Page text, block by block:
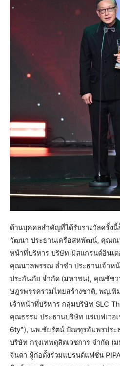
ด้านบุคคลสำคัญที่ได้รับรางวัลครั้
วัฒนา ประธานเครือสหพัฒน์, คุณณ
หน้าที่บริหาร บริษัท มิสแกรนด์อินเ
คุณนวลพรรณ ล่ำซำ ประธานเจ้าห
ประกันภัย จำกัด (มหาชน), คุณชัชว
ษฎรพรรครวมไทยสร้างชาติ, พญ.
เจ้าหน้าที่บริหาร กลุ่มบริษัท SLC
คุณธรรม ประธานบริษัท แร่เบฟเวอ
6ty°), นพ.ชัยรัตน์ ปัณฑุรอัมพรประ
บริษัท กรุงเทพดุสิตเวชการ จำกัด
จินดา ผู้ก่อตั้งร่วมแบรนด์แฟชั่น